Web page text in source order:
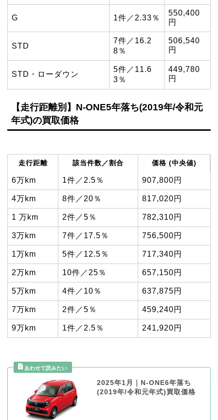
G 1件／2.33％
550,400
円
STD
7件／16.2
8％
506,540
円
STD・ローダウン
5件／11.6
3％
449,780
円
【走行距離別】N-ONE5年落ち(2019年/令和元
年式)の買取価格
走行距離 該当件数／割合 価格 (中央値)
6万km 1件／2.5％ 907,800円
4万km 8件／20％ 817,020円
1 万km 2件／5％ 782,310円
3万km 7件／17.5％ 756,500円
1万km 5件／12.5％ 717,340円
2万km 10件／25％ 657,150円
5万km 4件／10％ 637,875円
7万km 2件／5％ 459,240円
9万km 1件／2.5％ 241,920円
2025年1月｜N-ONE6年落ち
(2019年/令和元年式)買取価格